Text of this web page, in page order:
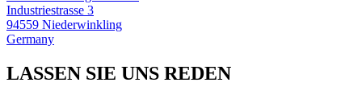
Industriestrasse 3
94559 Niederwinkling
Germany
LASSEN SIE UNS REDEN